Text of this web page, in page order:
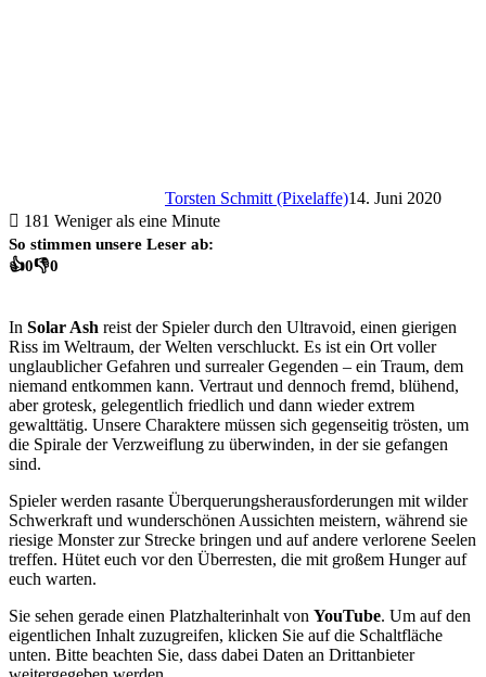
Torsten Schmitt (Pixelaffe)14. Juni 2020
181 Weniger als eine Minute
So stimmen unsere Leser ab:
👍0👎0
In Solar Ash reist der Spieler durch den Ultravoid, einen gierigen
Riss im Weltraum, der Welten verschluckt. Es ist ein Ort voller
unglaublicher Gefahren und surrealer Gegenden – ein Traum, dem
niemand entkommen kann. Vertraut und dennoch fremd, blühend,
aber grotesk, gelegentlich friedlich und dann wieder extrem
gewalttätig. Unsere Charaktere müssen sich gegenseitig trösten, um
die Spirale der Verzweiflung zu überwinden, in der sie gefangen
sind.
Spieler werden rasante Überquerungsherausforderungen mit wilder
Schwerkraft und wunderschönen Aussichten meistern, während sie
riesige Monster zur Strecke bringen und auf andere verlorene Seelen
treffen. Hütet euch vor den Überresten, die mit großem Hunger auf
euch warten.
Sie sehen gerade einen Platzhalterinhalt von YouTube. Um auf den
eigentlichen Inhalt zuzugreifen, klicken Sie auf die Schaltfläche
unten. Bitte beachten Sie, dass dabei Daten an Drittanbieter